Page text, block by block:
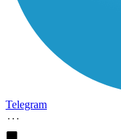
Telegram